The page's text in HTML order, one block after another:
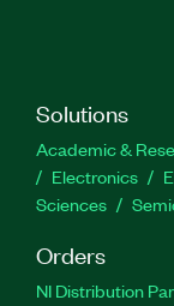
Solutions
Academic &
Electronics
Sciences
Orders
NI Distribution